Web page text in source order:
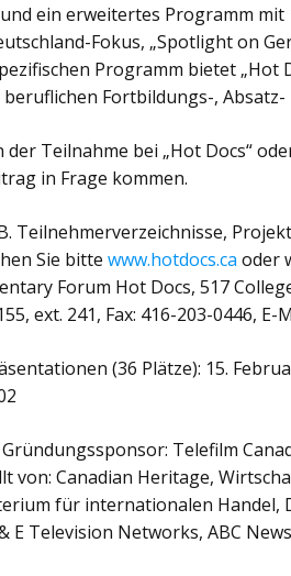
ein erweitertes Programm
Fokus, „Spotlight on
Programm bietet „Hot
Fortbildungs-,
Teilnahme bei „Hot Docs“
in Frage kommen.
Teilnehmerverzeichnisse,
Sie bittewww.hotdocs.ca oder
Forum Hot Docs, 517
ext. 241, Fax: 416-203-0446, E-
(36 Plätze): 15.
Telefilm
von: Canadian Heritage,
für internationalen Handel,
Television Networks, ABC